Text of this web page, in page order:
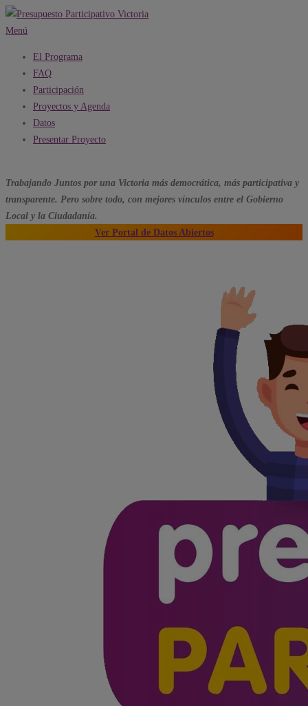
Saltar
al
Menú
El Programa
FAQ
Participación
Proyectos y Agenda
Datos
Presentar Proyecto
Trabajando Juntos por una Victoria más democrática, más participativa y
transparente. Pero sobre todo, con mejores vínculos entre el Gobierno
Local y la Ciudadanía.
Ver Portal de Datos Abiertos